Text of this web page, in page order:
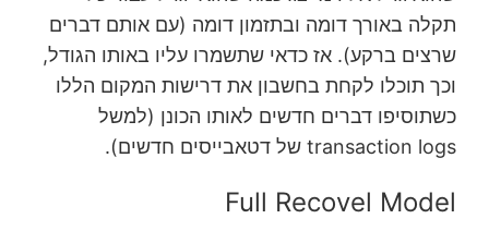
תקלה באורך דומה ובתזמון דומה (עם אותם דברים
שרצים ברקע). אז כדאי שתשמרו עליו באותו הגודל,
וכך תוכלו לקחת בחשבון את דרישות המקום הללו
כשתוסיפו דברים חדשים לאותו הכונן (למשל
transaction logs של דטאבייסים חדשים).
Full Recovel Model